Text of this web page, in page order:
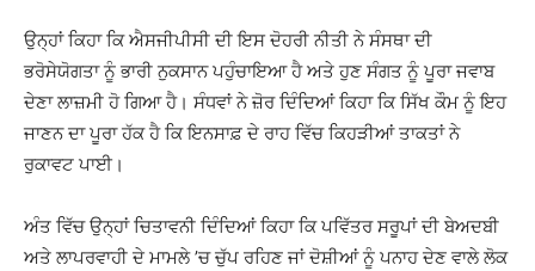
ਉਨ੍ਹਾਂ ਕਿਹਾ ਕਿ ਐਸਜੀਪੀਸੀ ਦੀ ਇਸ ਦੋਹਰੀ ਨੀਤੀ ਨੇ ਸੰਸਥਾ ਦੀ
ਭਰੋਸੇਯੋਗਤਾ ਨੂੰ ਭਾਰੀ ਨੁਕਸਾਨ ਪਹੁੰਚਾਇਆ ਹੈ ਅਤੇ ਹੁਣ ਸੰਗਤ ਨੂੰ ਪੂਰਾ ਜਵਾਬ
ਦੇਣਾ ਲਾਜ਼ਮੀ ਹੋ ਗਿਆ ਹੈ। ਸੰਧਵਾਂ ਨੇ ਜ਼ੋਰ ਦਿੰਦਿਆਂ ਕਿਹਾ ਕਿ ਸਿੱਖ ਕੌਮ ਨੂੰ ਇਹ
ਜਾਣਨ ਦਾ ਪੂਰਾ ਹੱਕ ਹੈ ਕਿ ਇਨਸਾਫ਼ ਦੇ ਰਾਹ ਵਿੱਚ ਕਿਹੜੀਆਂ ਤਾਕਤਾਂ ਨੇ
ਰੁਕਾਵਟ ਪਾਈ।
ਅੰਤ ਵਿੱਚ ਉਨ੍ਹਾਂ ਚਿਤਾਵਨੀ ਦਿੰਦਿਆਂ ਕਿਹਾ ਕਿ ਪਵਿੱਤਰ ਸਰੂਪਾਂ ਦੀ ਬੇਅਦਬੀ
ਅਤੇ ਲਾਪਰਵਾਹੀ ਦੇ ਮਾਮਲੇ ’ਚ ਚੁੱਪ ਰਹਿਣ ਜਾਂ ਦੋਸ਼ੀਆਂ ਨੂੰ ਪਨਾਹ ਦੇਣ ਵਾਲੇ ਲੋਕ